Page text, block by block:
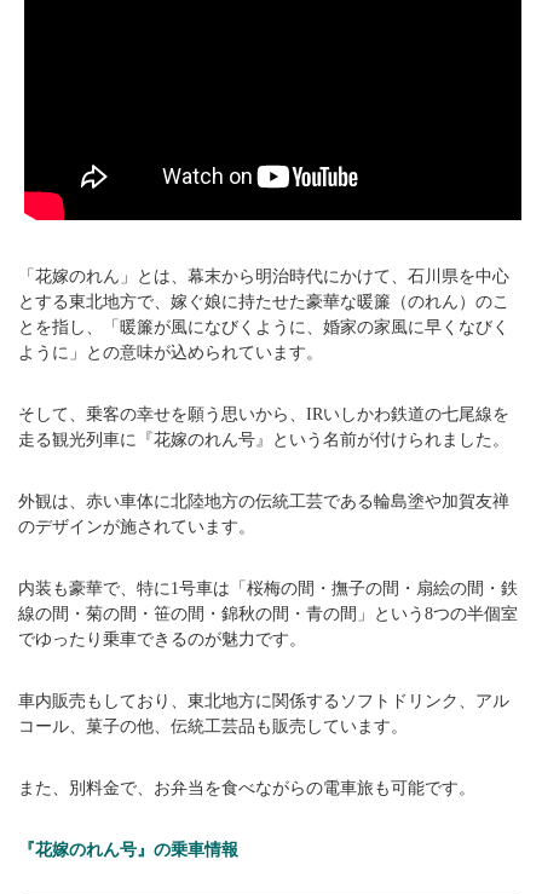
「花嫁のれん」とは、幕末から明治時代にかけて、石川県を中心
とする東北地方で、嫁ぐ娘に持たせた豪華な暖簾（のれん）のこ
とを指し、「暖簾が風になびくように、婚家の家風に早くなびく
ように」との意味が込められています。
そして、乗客の幸せを願う思いから、IRいしかわ鉄道の七尾線を
走る観光列車に『花嫁のれん号』という名前が付けられました。
外観は、赤い車体に北陸地方の伝統工芸である輪島塗や加賀友禅
のデザインが施されています。
内装も豪華で、特に1号車は「桜梅の間・撫子の間・扇絵の間・鉄
線の間・菊の間・笹の間・錦秋の間・青の間」という8つの半個室
でゆったり乗車できるのが魅力です。
車内販売もしており、東北地方に関係するソフトドリンク、アル
コール、菓子の他、伝統工芸品も販売しています。
また、別料金で、お弁当を食べながらの電車旅も可能です。
『花嫁のれん号』の乗車情報